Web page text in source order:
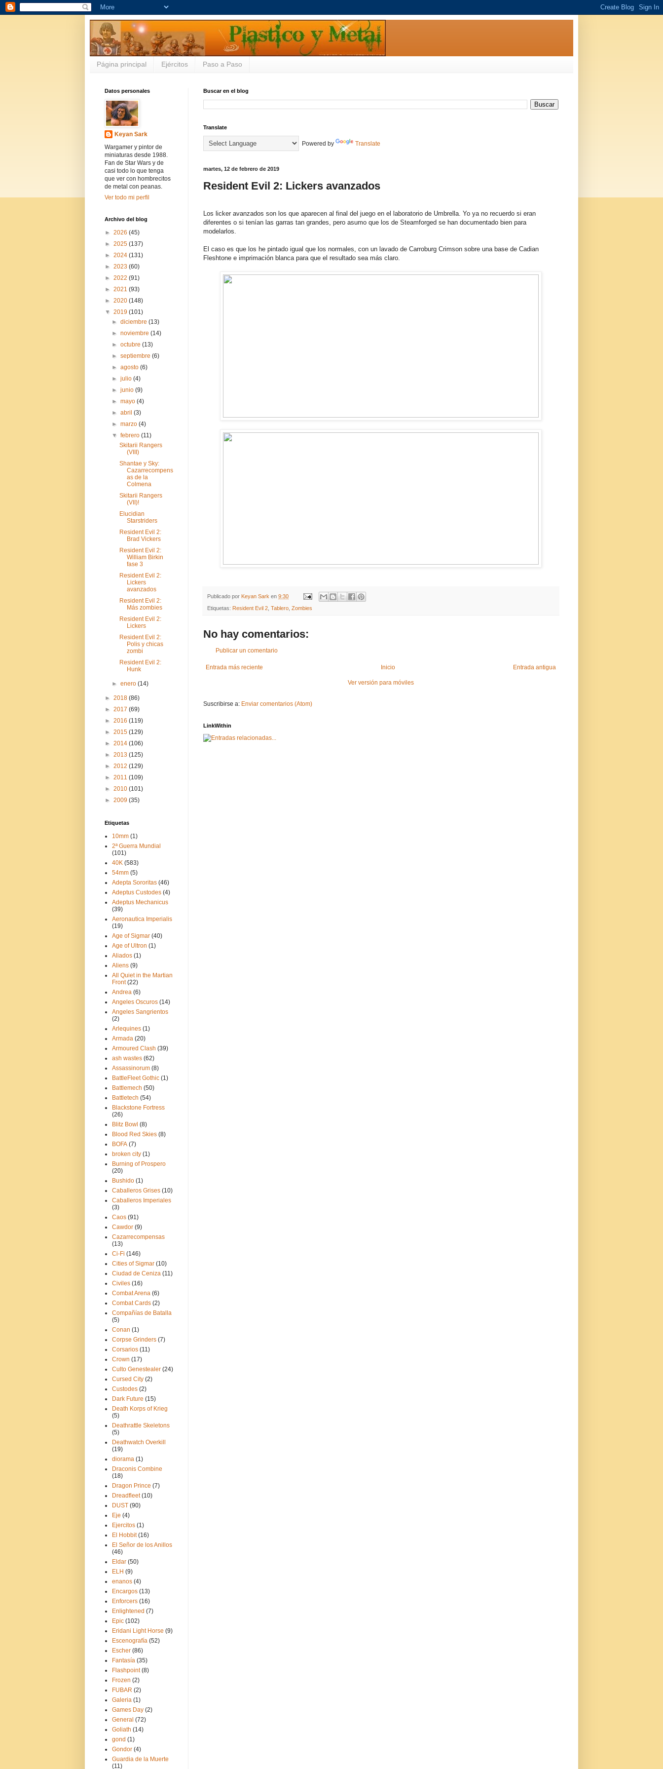
Página principal Ejércitos Paso a Paso
Buscar en el blog
Translate
Powered by Translate
martes, 12 de febrero de 2019
Resident Evil 2: Lickers avanzados
Los licker avanzados son los que aparecen al final del juego en el laboratorio de Umbrella. Yo ya no recuerdo si eran
diferentes o si tenían las garras tan grandes, pero asumo que los de Steamforged se han documentado bien para
modelarlos.
El caso es que los he pintado igual que los normales, con un lavado de Carroburg Crimson sobre una base de Cadian
Fleshtone e imprimación blanca para que el resultado sea más claro.
Publicado por Keyan Sark en 9:30
Etiquetas: Resident Evil 2 Tablero Zombies
No hay comentarios:
Publicar un comentario
Entrada más reciente Entrada antigua
Inicio
Ver versión para móviles
Suscribirse a: Enviar comentarios (Atom)
LinkWithin
Datos personales
Keyan Sark
Wargamer y pintor de
miniaturas desde 1988.
Fan de Star Wars y de
casi todo lo que tenga
que ver con hombrecitos
de metal con peanas.
Ver todo mi perfil
Archivo del blog
► 2026 (45)
► 2025 (137)
► 2024 (131)
► 2023 (60)
► 2022 (91)
► 2021 (93)
► 2020 (148)
▼ 2019 (101)
►diciembre(13)
►noviembre(14)
►octubre(13)
►septiembre(6)
►agosto(6)
►julio(4)
►junio(9)
►mayo(4)
►abril(3)
►marzo(4)
▼febrero(11)
Skitarii Rangers
(VIII)
Shantae y Sky:
Cazarrecompens
as de la
Colmena
Skitarii Rangers
(VII)!
Elucidian
Starstriders
Resident Evil 2:
Brad Vickers
Resident Evil 2:
William Birkin
fase 3
Resident Evil 2:
Lickers
avanzados
Resident Evil 2:
Más zombies
Resident Evil 2:
Lickers
Resident Evil 2:
Polis y chicas
zombi
Resident Evil 2:
Hunk
►enero(14)
► 2018 (86)
► 2017 (69)
► 2016 (119)
► 2015 (129)
► 2014 (106)
► 2013 (125)
► 2012 (129)
► 2011 (109)
► 2010 (101)
► 2009 (35)
Etiquetas
10mm (1)
2ª Guerra Mundial
(101)
40K (583)
54mm (5)
Adepta Sororitas (46)
Adeptus Custodes (4)
Adeptus Mechanicus
(39)
Aeronautica Imperialis
(19)
Age of Sigmar (40)
Age of Ultron (1)
Aliados (1)
Aliens (9)
All Quiet in the Martian
Front (22)
Andrea (6)
Angeles Oscuros (14)
Angeles Sangrientos
(2)
Arlequines (1)
Armada (20)
Armoured Clash (39)
ash wastes (62)
Assassinorum (8)
BattleFleet Gothic (1)
Battlemech (50)
Battletech (54)
Blackstone Fortress
(26)
Blitz Bowl (8)
Blood Red Skies (8)
BOFA (7)
broken city (1)
Burning of Prospero
(20)
Bushido (1)
Caballeros Grises (10)
Caballeros Imperiales
(3)
Caos (91)
Cawdor (9)
Cazarrecompensas
(13)
Ci-Fi (146)
Cities of Sigmar (10)
Ciudad de Ceniza (11)
Civiles (16)
Combat Arena (6)
Combat Cards (2)
Compañías de Batalla
(5)
Conan (1)
Corpse Grinders (7)
Corsarios (11)
Crown (17)
Culto Genestealer (24)
Cursed City (2)
Custodes (2)
Dark Future (15)
Death Korps of Krieg
(5)
Deathrattle Skeletons
(5)
Deathwatch Overkill
(19)
diorama (1)
Draconis Combine
(18)
Dragon Prince (7)
Dreadfleet (10)
DUST (90)
Eje (4)
Ejercitos (1)
El Hobbit (16)
El Señor de los Anillos
(46)
Eldar (50)
ELH (9)
enanos (4)
Encargos (13)
Enforcers (16)
Enlightened (7)
Epic (102)
Eridani Light Horse (9)
Escenografía (52)
Escher (86)
Fantasía (35)
Flashpoint (8)
Frozen (2)
FUBAR (2)
Galeria (1)
Games Day (2)
General (72)
Goliath (14)
gond (1)
Gondor (4)
Guardia de la Muerte
(11)